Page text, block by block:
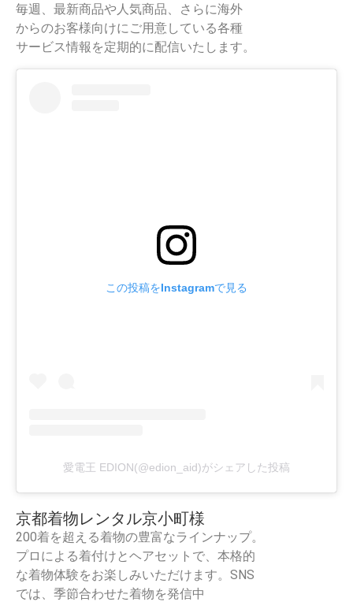
毎週、最新商品や人気商品、さらに海外
からのお客様向けにご用意している各種
サービス情報を定期的に配信いたします。
この投稿をInstagramで見る
愛電王 EDION(@edion_aid)がシェアした投稿
京都着物レンタル京小町様
200着を超える着物の豊富なラインナップ。
プロによる着付けとヘアセットで、本格的
な着物体験をお楽しみいただけます。SNS
では、季節合わせた着物を発信中